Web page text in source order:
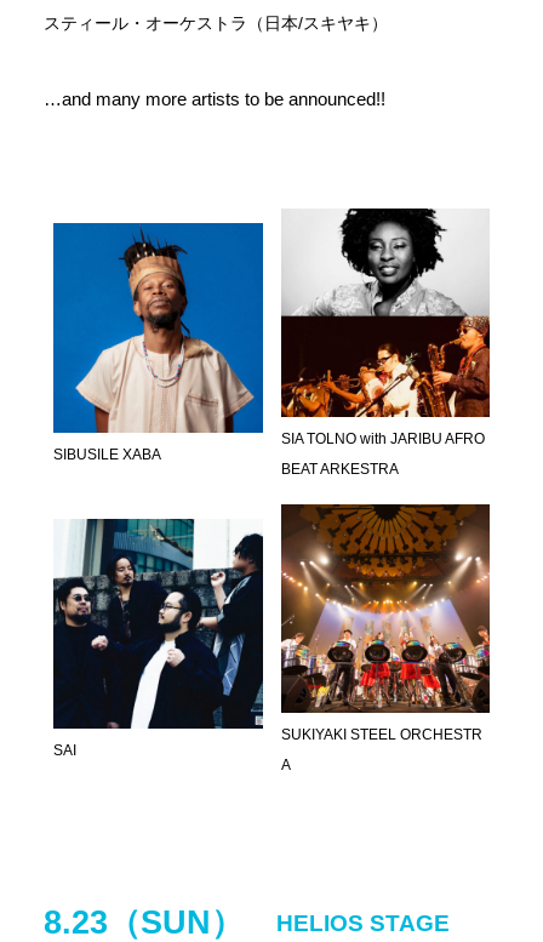
スティール・オーケストラ（日本/スキヤキ）
…and many more artists to be announced!!
SIBUSILE XABA
SIA TOLNO with JARIBU AFRO
BEAT ARKESTRA
SAI
SUKIYAKI STEEL ORCHESTR
A
8.23（SUN） HELIOS STAGE